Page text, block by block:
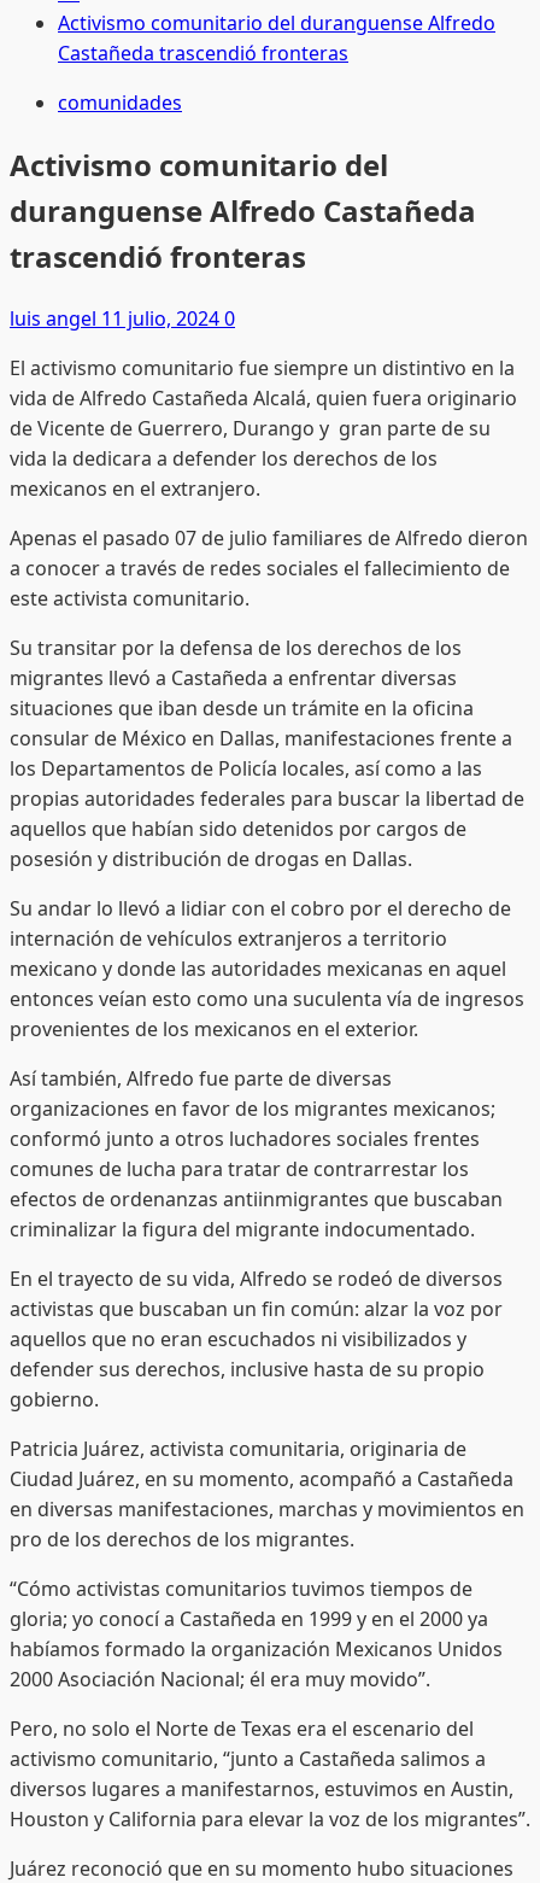
Activismo comunitario del duranguense Alfredo
Castañeda trascendió fronteras
comunidades
Activismo comunitario del
duranguense Alfredo Castañeda
trascendió fronteras
luis angel 11 julio, 20240
El activismo comunitario fue siempre un distintivo en la
vida de Alfredo Castañeda Alcalá, quien fuera originario
de Vicente de Guerrero, Durango y gran parte de su
vida la dedicara a defender los derechos de los
mexicanos en el extranjero.
Apenas el pasado 07 de julio familiares de Alfredo dieron
a conocer a través de redes sociales el fallecimiento de
este activista comunitario.
Su transitar por la defensa de los derechos de los
migrantes llevó a Castañeda a enfrentar diversas
situaciones que iban desde un trámite en la oficina
consular de México en Dallas, manifestaciones frente a
los Departamentos de Policía locales, así como a las
propias autoridades federales para buscar la libertad de
aquellos que habían sido detenidos por cargos de
posesión y distribución de drogas en Dallas.
Su andar lo llevó a lidiar con el cobro por el derecho de
internación de vehículos extranjeros a territorio
mexicano y donde las autoridades mexicanas en aquel
entonces veían esto como una suculenta vía de ingresos
provenientes de los mexicanos en el exterior.
Así también, Alfredo fue parte de diversas
organizaciones en favor de los migrantes mexicanos;
conformó junto a otros luchadores sociales frentes
comunes de lucha para tratar de contrarrestar los
efectos de ordenanzas antiinmigrantes que buscaban
criminalizar la figura del migrante indocumentado.
En el trayecto de su vida, Alfredo se rodeó de diversos
activistas que buscaban un fin común: alzar la voz por
aquellos que no eran escuchados ni visibilizados y
defender sus derechos, inclusive hasta de su propio
gobierno.
Patricia Juárez, activista comunitaria, originaria de
Ciudad Juárez, en su momento, acompañó a Castañeda
en diversas manifestaciones, marchas y movimientos en
pro de los derechos de los migrantes.
“Cómo activistas comunitarios tuvimos tiempos de
gloria; yo conocí a Castañeda en 1999 y en el 2000 ya
habíamos formado la organización Mexicanos Unidos
2000 Asociación Nacional; él era muy movido”.
Pero, no solo el Norte de Texas era el escenario del
activismo comunitario, “junto a Castañeda salimos a
diversos lugares a manifestarnos, estuvimos en Austin,
Houston y California para elevar la voz de los migrantes”.
Juárez reconoció que en su momento hubo situaciones